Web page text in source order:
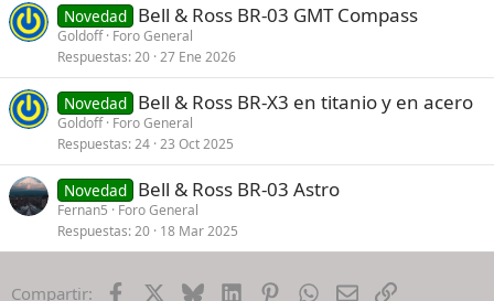
Novedad Bell & Ross BR-03 GMT Compass
Goldoff Foro General
Respuestas 20 27 Ene 2026
Novedad Bell & Ross BR-X3 en titanio y en acero
Goldoff Foro General
Respuestas 24 23 Oct 2025
Novedad Bell & Ross BR-03 Astro
Fernan5
Foro General
Respuestas 20 18 Mar 2025
Compartir: Facebook BlueskyLinkedInPinterestWhatsApp
EmailEnlace